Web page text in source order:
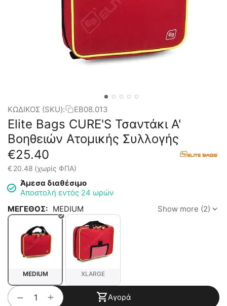
ΚΩΔΙΚΟΣ (SKU): EB08.013
Elite Bags CURE'S Τσαντάκι Α'
Βοηθειών Ατομικής Συλλογής
€25.40
€20.48 (χωρίς ΦΠΑ)
Άμεσα διαθέσιμο
Αποστολή εντός 24 ωρών
ΜΕΓΕΘΟΣ: MEDIUM Show more (2)
MEDIUM XLARGE
+
− Αγορά